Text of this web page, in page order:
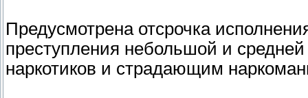
Предусмотрена отсрочка
преступления небольшой и
наркотиков и страдающим